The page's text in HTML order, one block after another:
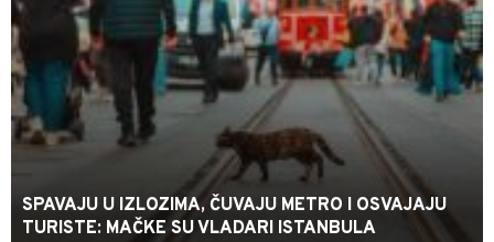
SPAVAJU U IZLOZIMA, ČUVAJU METRO I OSVAJAJU
TURISTE: MAČKE SU VLADARI ISTANBULA